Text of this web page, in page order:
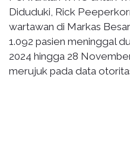
Diduduki, Rick
wartawan di Markas
1.092 pasien meninggal
2024 hingga 28
merujuk pada data